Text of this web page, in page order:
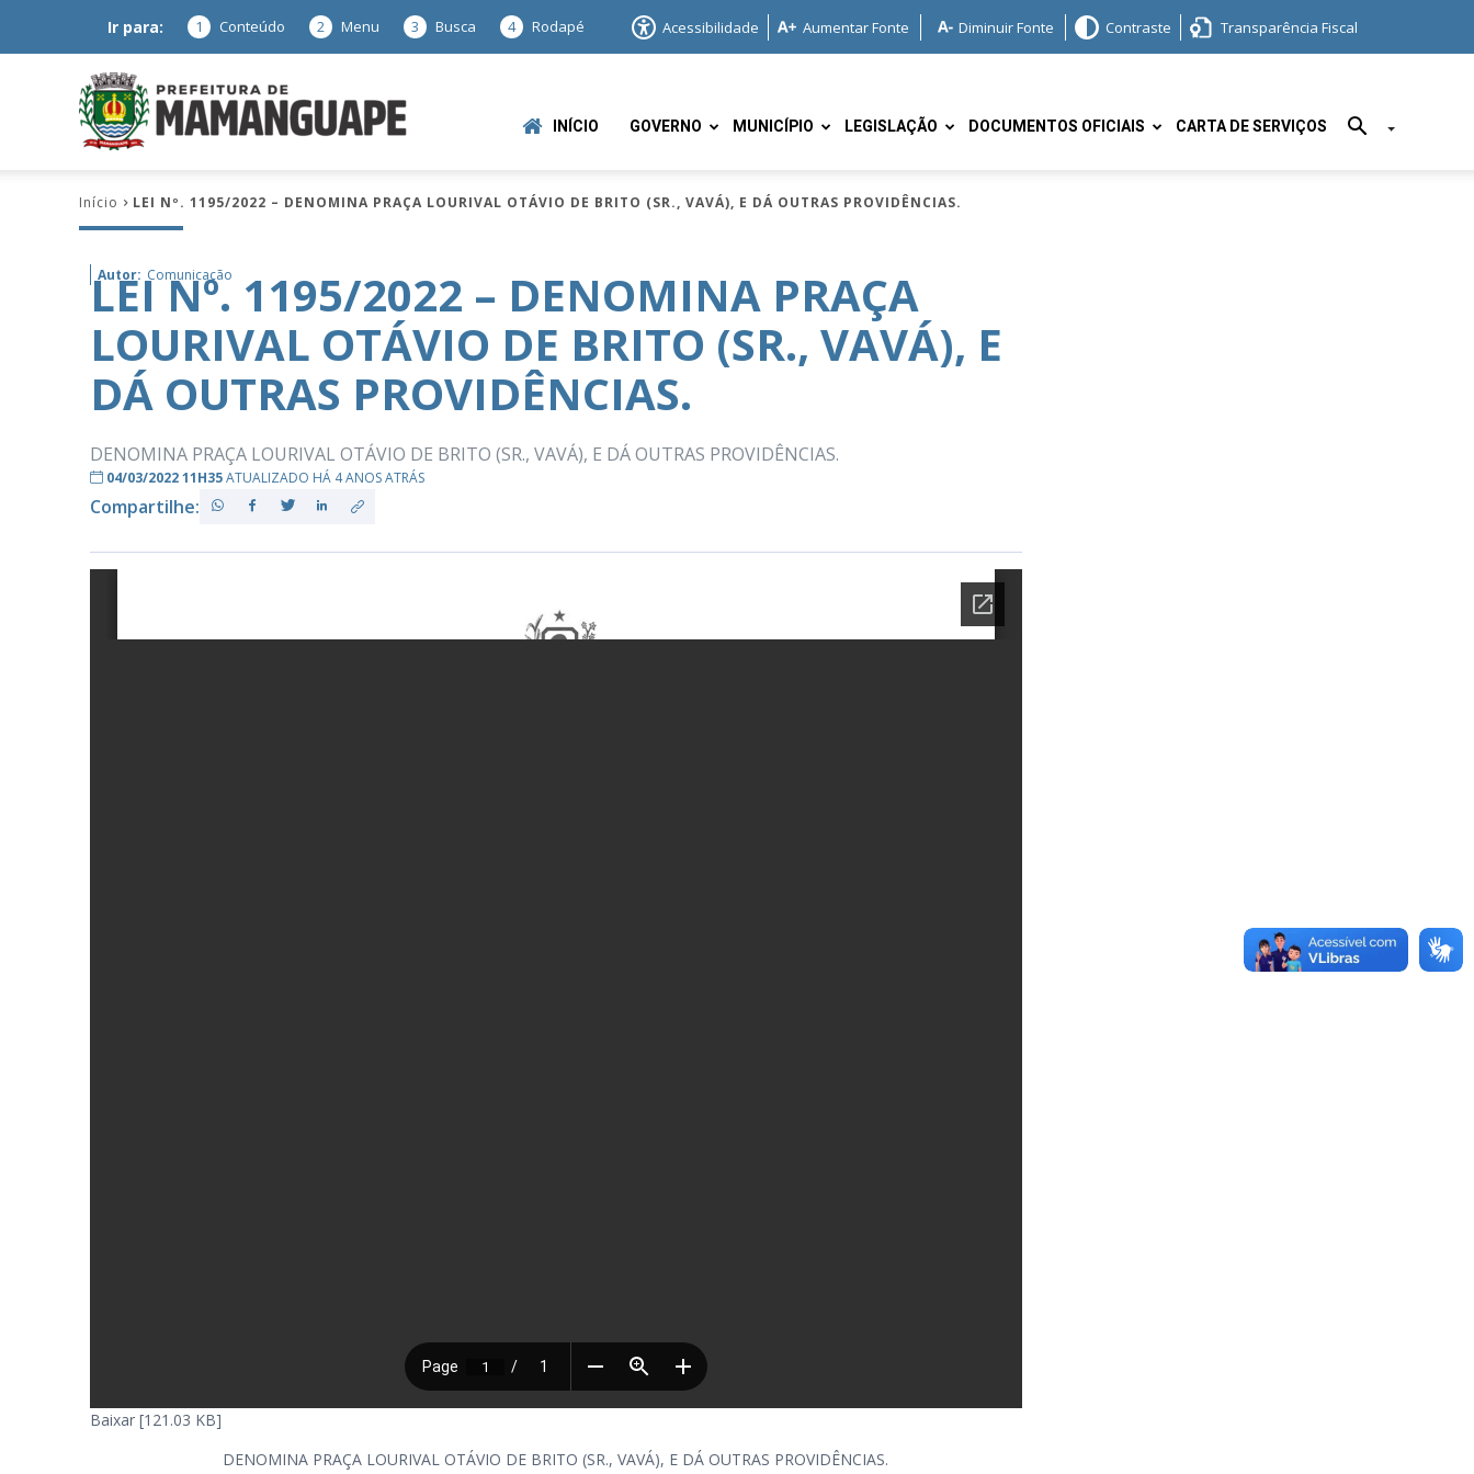
Ir para: 1 Conteúdo 2 Menu 3 Busca 4 Rodapé Acessibilidade Aumentar Fonte Diminuir Fonte Contraste Transparência Fiscal
Mamanguape
–
INÍCIO GOVERNO MUNICÍPIO LEGISLAÇÃO DOCUMENTOS OFICIAIS CARTA DE SERVIÇOS
Início LEI Nº. 1195/2022 – DENOMINA PRAÇA LOURIVAL OTÁVIO DE BRITO (SR., VAVÁ), E DÁ OUTRAS PROVIDÊNCIAS.
Autor: Comunicação
LEI Nº. 1195/2022 – DENOMINA PRAÇA
LOURIVAL OTÁVIO DE BRITO (SR., VAVÁ), E
DÁ OUTRAS PROVIDÊNCIAS.
DENOMINA PRAÇA LOURIVAL OTÁVIO DE BRITO (SR., VAVÁ), E DÁ OUTRAS PROVIDÊNCIAS.
04/03/2022 11H35ATUALIZADO HÁ 4 ANOS ATRÁS
Compartilhe:
Baixar [121.03 KB]
DENOMINA PRAÇA LOURIVAL OTÁVIO DE BRITO (SR., VAVÁ), E DÁ OUTRAS PROVIDÊNCIAS.